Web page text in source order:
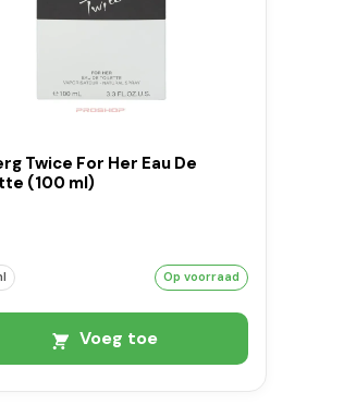
Twice For Her Eau De
(100 ml)
Op voorraad
Voeg toe